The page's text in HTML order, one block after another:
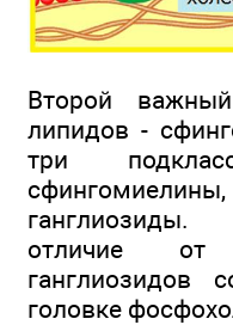
Второй
липидов -
три
отличие от
ганглиозидов
головке